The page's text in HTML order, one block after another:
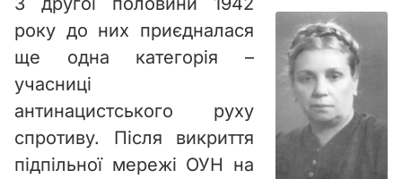
року до них приєдналася
ще одна категорія –
учасниці
антинацистського руху
спротиву. Після викриття
підпільної мережі ОУН на